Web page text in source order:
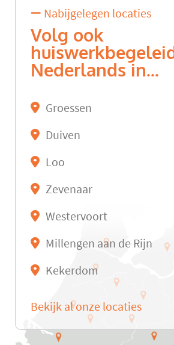
Nabijgelegen locaties
Volg ook
Nederlands in...
Groessen
Duiven
Loo
Zevenaar
Westervoort
Millengen aan de Rijn
Kekerdom
Bekijk al onze locaties